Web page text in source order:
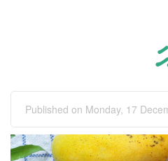
Published on Monday, 17